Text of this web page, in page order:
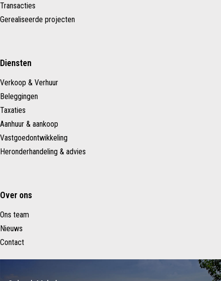
Transacties
Gerealiseerde projecten
Diensten
Verkoop & Verhuur
Beleggingen
Taxaties
Aanhuur & aankoop
Vastgoedontwikkeling
Heronderhandeling & advies
Over ons
Ons team
Nieuws
Contact